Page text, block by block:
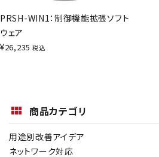
PRSH-WIN1：制御機能拡張ソフト
ウェア
¥26,235 税込
商品カテゴリ
用途別改善アイデア
ネットワーク対応